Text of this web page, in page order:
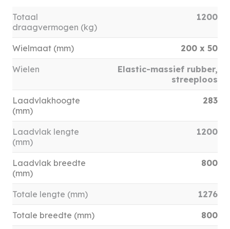
Totaal
draagvermogen (kg)
1200
Wielmaat (mm) 200 x 50
Wielen
Elastic-massief rubber,
streeploos
Laadvlakhoogte
(mm)
283
Laadvlak lengte
(mm)
1200
Laadvlak breedte
(mm)
800
Totale lengte (mm) 1276
Totale breedte (mm) 800